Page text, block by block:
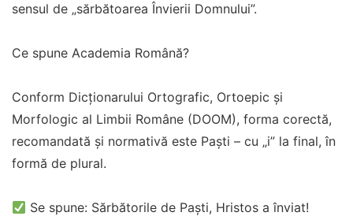
sensul de „sărbătoarea Învierii Domnului”.
Ce spune Academia Română?
Conform Dicționarului Ortografic, Ortoepic și
Morfologic al Limbii Române (DOOM), forma corectă,
recomandată și normativă este Paști – cu „i” la final, în
formă de plural.
Se spune: Sărbătorile de Paști, Hristos a înviat!